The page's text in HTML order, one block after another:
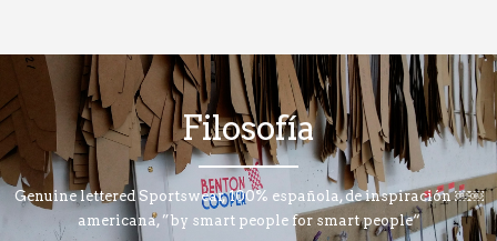
Filosofía
Genuine lettered Sportswear, 100% española, de inspiración ￼￼
americana, ”by smart people for smart people“